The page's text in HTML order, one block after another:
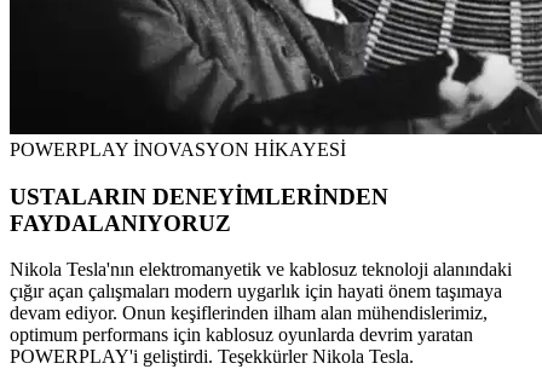
POWERPLAY İNOVASYON HİKAYESİ
USTALARIN DENEYİMLERİNDEN
FAYDALANIYORUZ
Nikola Tesla'nın elektromanyetik ve kablosuz teknoloji alanındaki
çığır açan çalışmaları modern uygarlık için hayati önem taşımaya
devam ediyor. Onun keşiflerinden ilham alan mühendislerimiz,
optimum performans için kablosuz oyunlarda devrim yaratan
POWERPLAY'i geliştirdi. Teşekkürler Nikola Tesla.